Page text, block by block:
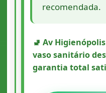
recomendada.
🚽 Av
vaso sanitário
garantia total